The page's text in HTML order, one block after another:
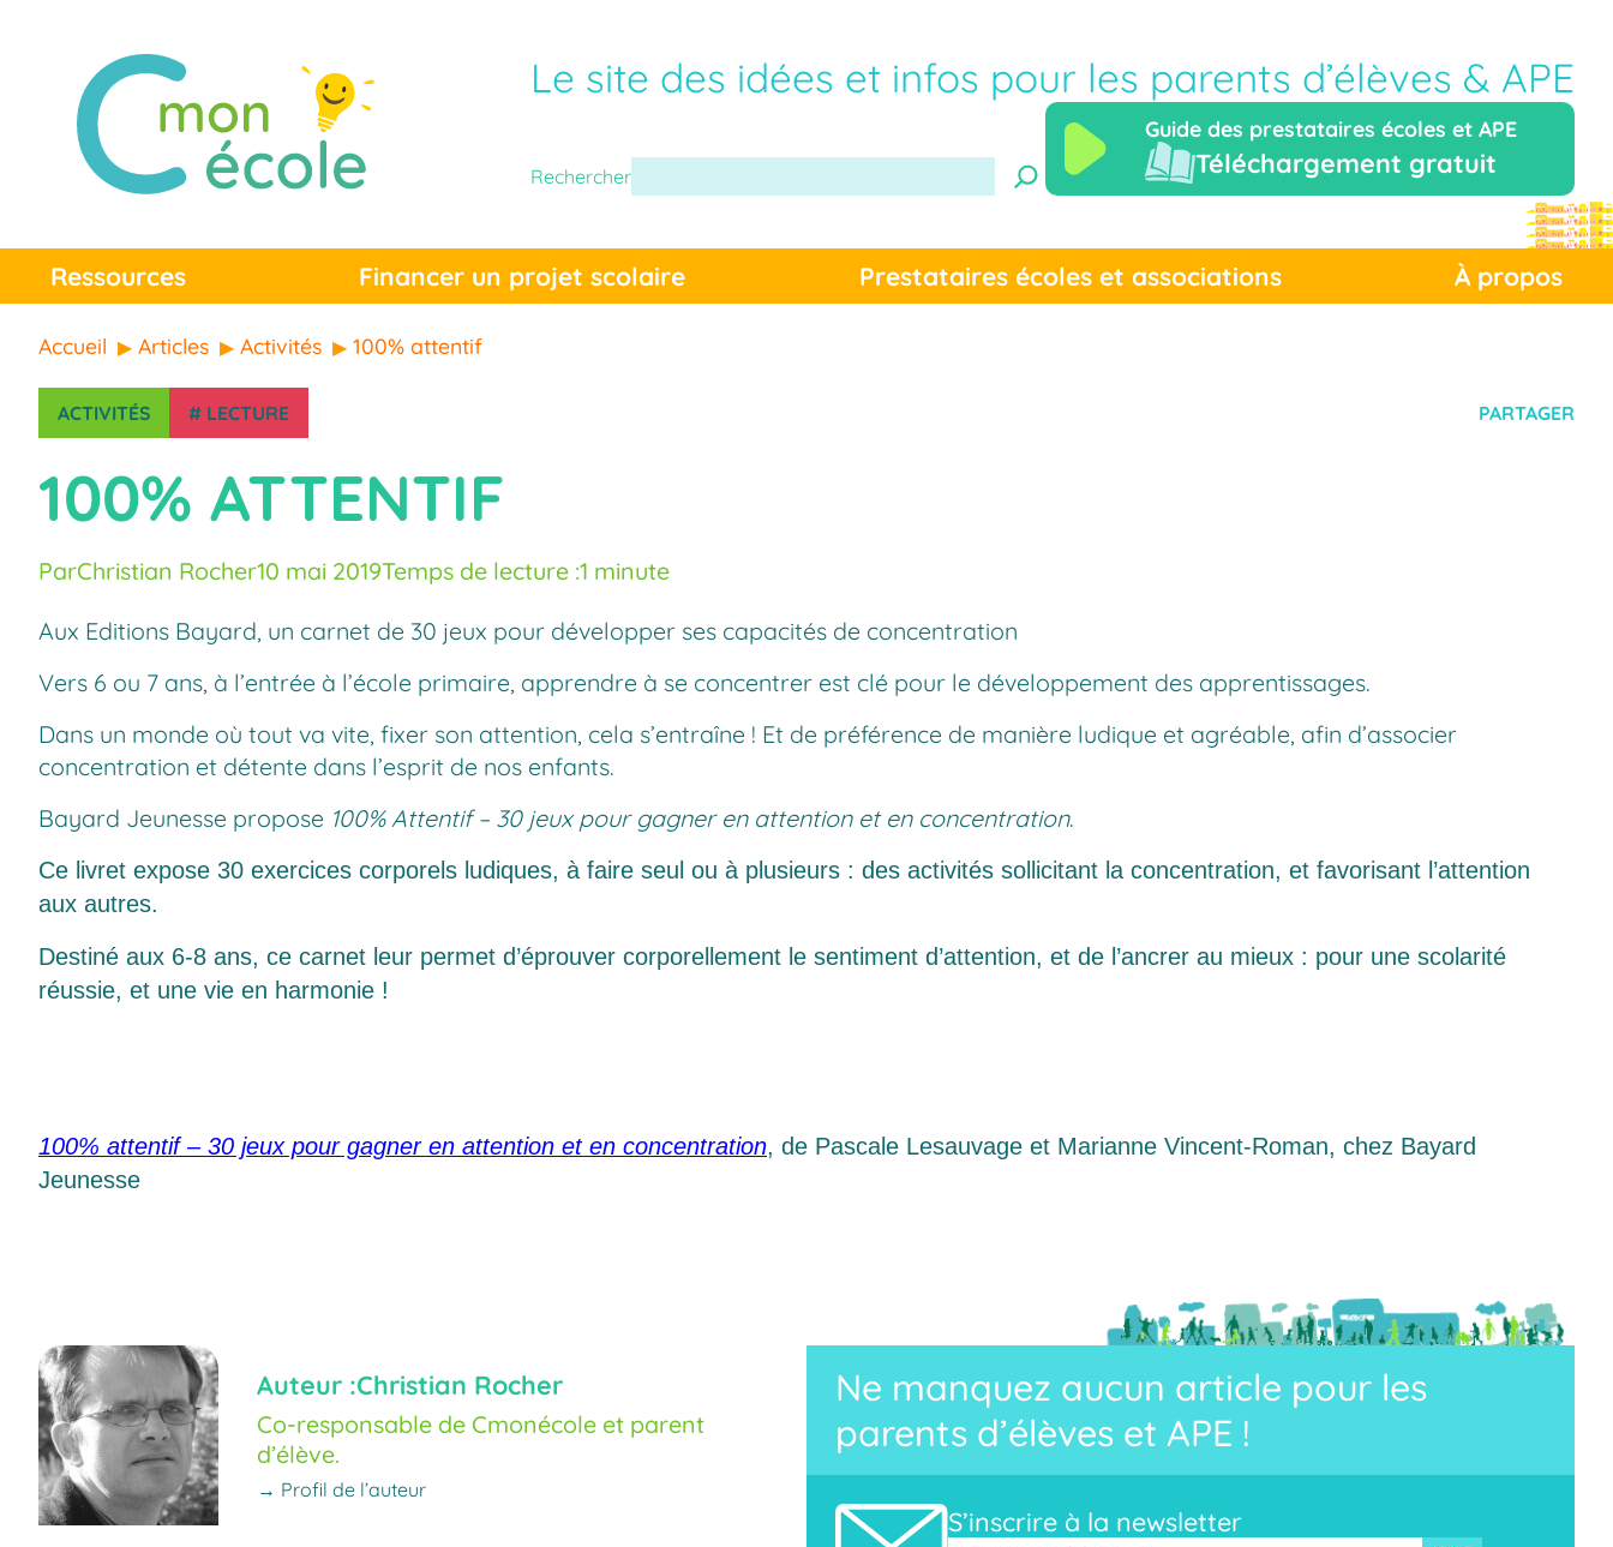
Le site des idées et infos pour les parents d’élèves & APE
Rechercher
Guide des prestataires écoles et APE
Téléchargement gratuit
Ressources Financer un projet scolaire Prestataires écoles et associations À propos
Accueil Articles Activités 100% attentif
ACTIVITÉS # LECTURE PARTAGER
100% ATTENTIF
ParChristian Rocher10 mai 2019Temps de lecture :1 minute
Aux Editions Bayard, un carnet de 30 jeux pour développer ses capacités de concentration
Vers 6 ou 7 ans, à l’entrée à l’école primaire, apprendre à se concentrer est clé pour le développement des apprentissages.
Dans un monde où tout va vite, fixer son attention, cela s’entraîne ! Et de préférence de manière ludique et agréable, afin d’associer
concentration et détente dans l’esprit de nos enfants.
Bayard Jeunesse propose 100% Attentif – 30 jeux pour gagner en attention et en concentration.
Ce livret expose 30 exercices corporels ludiques, à faire seul ou à plusieurs : des activités sollicitant la concentration, et favorisant l’attention
aux autres.
Destiné aux 6-8 ans, ce carnet leur permet d’éprouver corporellement le sentiment d’attention, et de l’ancrer au mieux : pour une scolarité
réussie, et une vie en harmonie !
100% attentif – 30 jeux pour gagner en attention et en concentration, de Pascale Lesauvage et Marianne Vincent-Roman, chez Bayard
Jeunesse
Auteur :Christian Rocher
Co-responsable de Cmonécole et parent
d’élève.
→ Profil de l’auteur
Ne manquez aucun article pour les
parents d’élèves et APE !
S’inscrire à la newsletter